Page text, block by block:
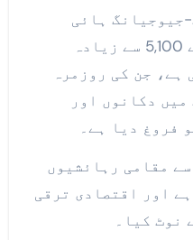
جیوجیانگ ہائی
اسپیڈ ریلوے کی تعمیر نے 5,100 سے زیادہ
ہے، جن کی روزمرہ
دکانوں اور
فروغ دیا ہے۔
مقامی رہائشیوں
اور اقتصادی ترقی
نوٹ کیا۔